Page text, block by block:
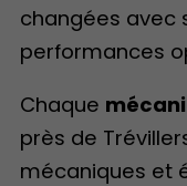
changées avec
performances
Chaque
près de
mécaniques et